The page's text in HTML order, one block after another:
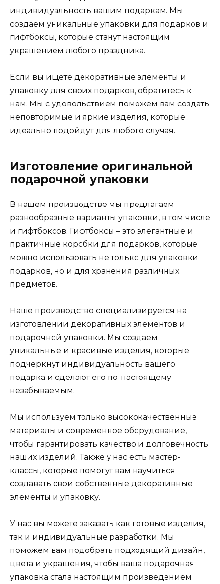
индивидуальность вашим подаркам. Мы
создаем уникальные упаковки для подарков и
гифтбоксы, которые станут настоящим
украшением любого праздника.
Если вы ищете декоративные элементы и
упаковку для своих подарков, обратитесь к
нам. Мы с удовольствием поможем вам создать
неповторимые и яркие изделия, которые
идеально подойдут для любого случая.
Изготовление оригинальной
подарочной упаковки
В нашем производстве мы предлагаем
разнообразные варианты упаковки, в том числе
и гифтбоксов. Гифтбоксы – это элегантные и
практичные коробки для подарков, которые
можно использовать не только для упаковки
подарков, но и для хранения различных
предметов.
Наше производство специализируется на
изготовлении декоративных элементов и
подарочной упаковки. Мы создаем
уникальные и красивые изделия, которые
подчеркнут индивидуальность вашего
подарка и сделают его по-настоящему
незабываемым.
Мы используем только высококачественные
материалы и современное оборудование,
чтобы гарантировать качество и долговечность
наших изделий. Также у нас есть мастер-
классы, которые помогут вам научиться
создавать свои собственные декоративные
элементы и упаковку.
У нас вы можете заказать как готовые изделия,
так и индивидуальные разработки. Мы
поможем вам подобрать подходящий дизайн,
цвета и украшения, чтобы ваша подарочная
упаковка стала настоящим произведением